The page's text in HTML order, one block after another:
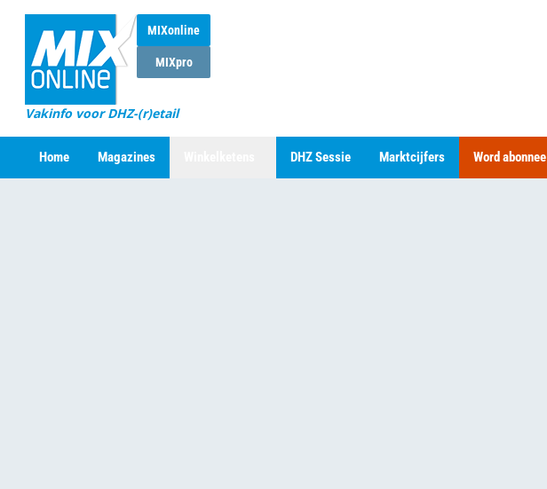
MIXonline
MIXpro
Vakinfo voor DHZ-(r)etail
Home Magazines DHZ Sessie Marktcijfers Word abonnee